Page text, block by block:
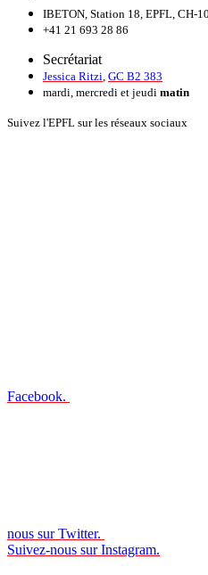
IBETON, Station 18, EPFL, CH-
+41 21 693 28 86
Secrétariat
Jessica Ritzi, GC B2 383
mardi, mercredi et jeudi matin
Suivez l'EPFL sur les réseaux sociaux
Facebook.
nous sur Twitter.
Suivez-nous sur Instagram.